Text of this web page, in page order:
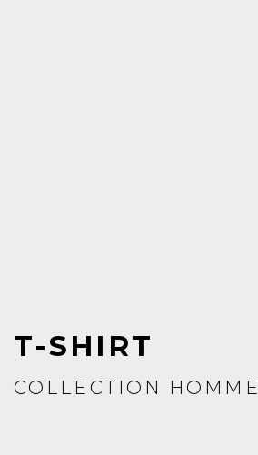
T-SHIRT
COLLECTION HOMME